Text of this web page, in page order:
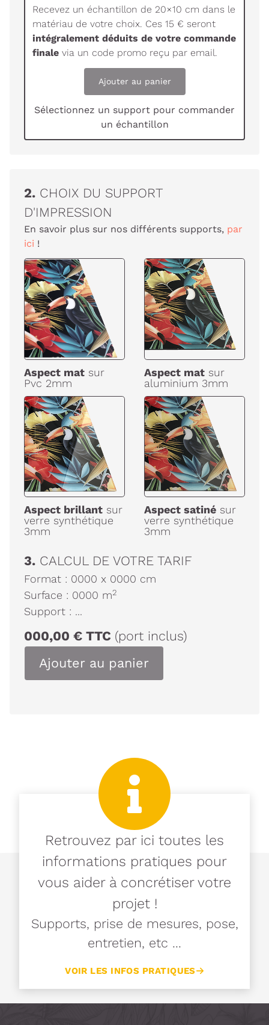
Recevez un échantillon de 20×10 cm dans le
matériau de votre choix. Ces 15 € seront
intégralement déduits de votre commande
finale via un code promo reçu par email.
Ajouter au panier
Sélectionnez un support pour commander
un échantillon
2. CHOIX DU SUPPORT
D'IMPRESSION
En savoir plus sur nos différents supports, par
ici !
Aspect mat sur
Pvc 2mm
Aspect mat sur
aluminium 3mm
Aspect brillant sur
verre synthétique
3mm
Aspect satiné sur
verre synthétique
3mm
3. CALCUL DE VOTRE TARIF
Format : 0000 x 0000 cm
Surface : 0000 m2
Support : ...
000,00 € TTC (port inclus)
Ajouter au panier
Retrouvez par ici toutes les
informations pratiques pour
vous aider à concrétiser votre
projet !
Supports, prise de mesures, pose,
entretien, etc ...
VOIR LES INFOS PRATIQUES